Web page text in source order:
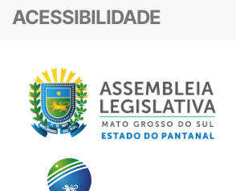
ACESSIBILIDADE